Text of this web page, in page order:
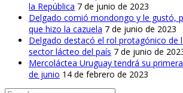
la República 7 de junio de 2023
Delgado comió mondongo y le gustó,
que hizo la cazuela 7 de junio de 2023
Delgado destacó el rol protagónico de
sector lácteo del país 7 de junio de
Mercoláctea Uruguay tendrá su
de junio 14 de febrero de 2023